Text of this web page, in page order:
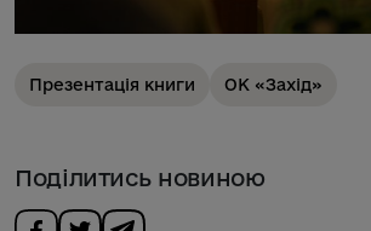
Презентація книги ОК «Захід»
Поділитись новиною